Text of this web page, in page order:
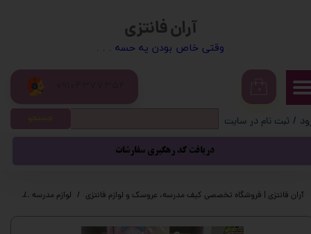
آران فانتزی
​​وقتی خاص بودن یه حسه . . .
/ ثبت نام در سایت
سفارشات
خروج از حساب کاربری
دریافت کد رهگیری سفارشات
جستجو
آران فانتزی | فروشگاه تخصصی کیف مدرسه، عروسک و لوازم فانتزی لوازم مدرسه